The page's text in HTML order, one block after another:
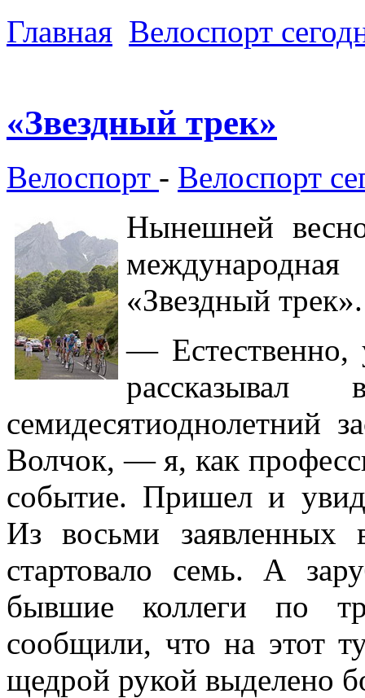
Главная Велоспорт
«Звездный трек»
Велоспорт - Велоспорт
Нынешней
«Звездный трек».
— Естественно,
рассказывал
семидесятиоднолетний
Волчок, — я, как
событие. Пришел и
Из восьми заявленных
стартовало семь. А
бывшие коллеги по
сообщили, что на этот
щедрой рукой выделено